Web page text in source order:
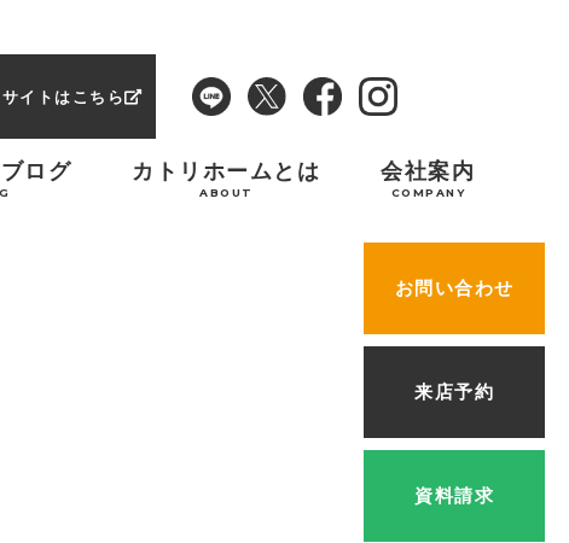
イトはこちら
ログ カトリホームとは
ABOUT
会社案内
COMPANY
お問い合わせ
来店予約
資料請求